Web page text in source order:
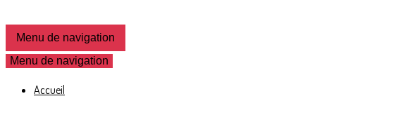
Menu de navigation
Menu de navigation
Accueil